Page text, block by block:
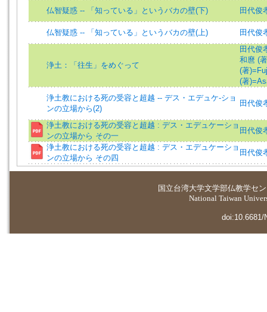
仏智疑惑 -- 「知っている」というバカの壁(下) 田代俊
仏智疑惑 -- 「知っている」というバカの壁(上) 田代俊
浄土：「往生」をめぐって
田代俊
和麿 (
(著
(著
浄土教における死の受容と超越 -- デス・エデュケ-ショ
ンの立場から(2)
田代俊
浄土教における死の受容と超越 : デス・エデュケーショ
ンの立場から その一
田代俊
浄土教における死の受容と超越 : デス・エデュケーショ
ンの立場から その四
田代俊
国立台湾大学文学部仏教学セ
National Taiwan
doi:10.6681/